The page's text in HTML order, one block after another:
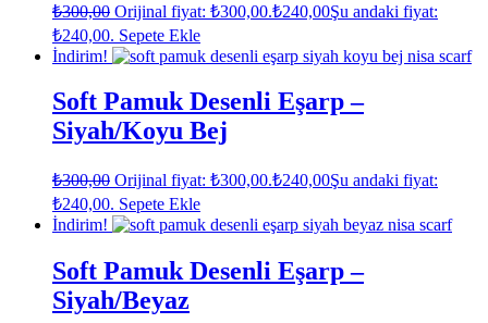
₺300,00 Orijinal fiyat: ₺300,00.₺240,00Şu andaki fiyat:
₺240,00. Sepete Ekle
İndirim!
Soft Pamuk Desenli Eşarp –
Siyah/Koyu Bej
₺300,00 Orijinal fiyat: ₺300,00.₺240,00Şu andaki fiyat:
₺240,00. Sepete Ekle
İndirim!
Soft Pamuk Desenli Eşarp –
Siyah/Beyaz